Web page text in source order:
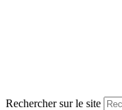
Rechercher sur le site